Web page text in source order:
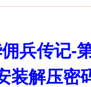
兵传记-
装解压密